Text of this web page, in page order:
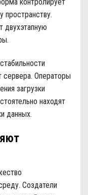
пространству.
двухэтапную
сервера. Операторы
загрузки
находят
данных.
Создатели